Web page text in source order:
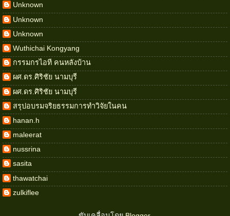
Unknown
Unknown
Unknown
Wuthichai Kongyang
กรรมกรไอที คนหลังบ้าน
ผศ.ดร.ศิริชัย นามบุรี
ผศ.ดร.ศิริชัย นามบุรี
สรุปอบรมจริยธรรมการทำวิจัยในคน
hanan.h
maleerat
nussrina
sasita
thawatchai
zulkiflee